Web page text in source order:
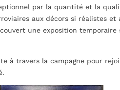
par la quantité et la
aux décors si réalistes et
une exposition temporaire
à travers la campagne pour